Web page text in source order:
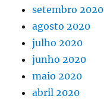
setembro 2020
agosto 2020
julho 2020
junho 2020
maio 2020
abril 2020